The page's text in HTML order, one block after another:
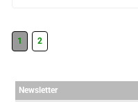
1 2
Newsletter